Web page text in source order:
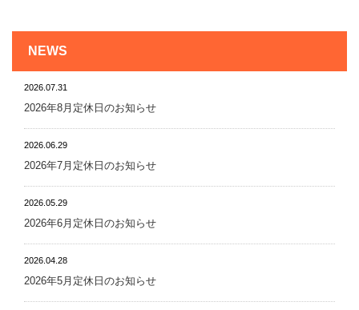
NEWS
2026.07.31
2026年8月定休日のお知らせ
2026.06.29
2026年7月定休日のお知らせ
2026.05.29
2026年6月定休日のお知らせ
2026.04.28
2026年5月定休日のお知らせ